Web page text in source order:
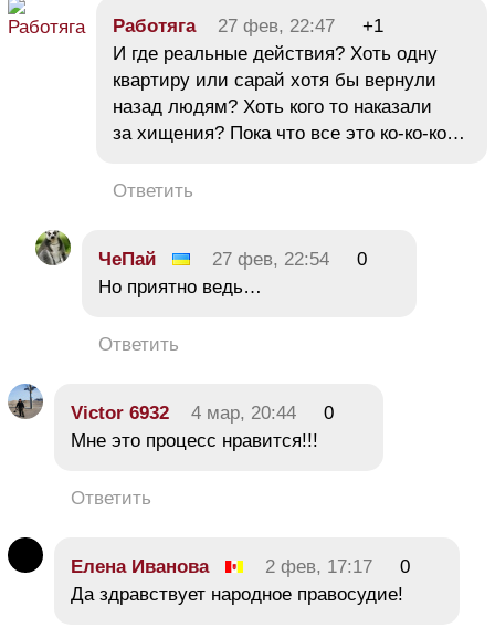
Работяга 27 фев, 22:47
+1
И где реальные действия? Хоть одну
квартиру или сарай хотя бы вернули
назад людям? Хоть кого то наказали
за хищения? Пока что все это ко-ко-ко…
Ответить
ЧеПай 27 фев, 22:54
0
Но приятно ведь…
Ответить
Victor 6932 4 мар, 20:44
0
Мне это процесс нравится!!!
Ответить
Елена Иванова 2 фев, 17:17
0
Да здравствует народное правосудие!